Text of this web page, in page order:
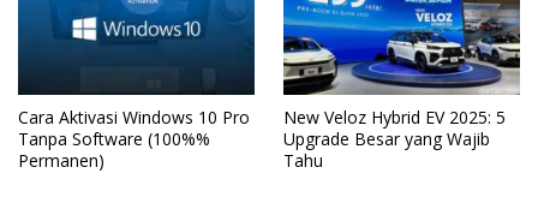
Cara Aktivasi Windows 10 Pro
Tanpa Software (100%%
Permanen)
New Veloz Hybrid EV 2025: 5
Upgrade Besar yang Wajib
Tahu